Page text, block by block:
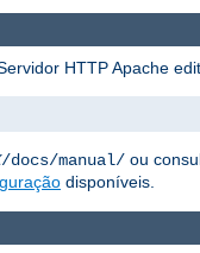
HTTP Apache
/docs/manual/ ou
disponíveis.